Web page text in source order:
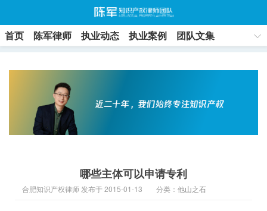
首页 陈军律师 执业动态 执业案例
团队文集
哪些主体可以申请专利
合肥知识产权律师 发布于 2015-01-13 分类： 他山之石